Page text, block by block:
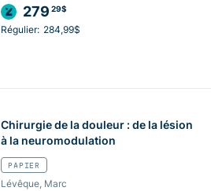
279 29$
Régulier: 284,99$
Chirurgie de la douleur : de la lésion
à la neuromodulation
PAPIER
Lévêque, Marc